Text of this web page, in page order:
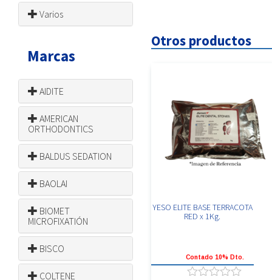
Varios
Marcas
AIDITE
AMERICAN
ORTHODONTICS
BALDUS SEDATION
BAOLAI
BIOMET
MICROFIXATIÓN
BISCO
COLTENE
Otros productos
YESO ELITE BASE TERRACOTA
RED x 1Kg.
Contado 10% Dto.